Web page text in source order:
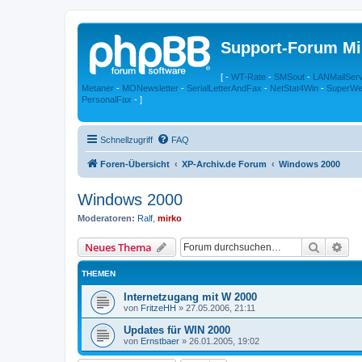
Support-Forum
[ - WT-Rate - SMSout -
Metaner - MONewsletter - SerialLetterAndFax - NetStat4Win -
PersonalFax - ]
Schnellzugriff FAQ
Foren-Übersicht XP-Archiv.de Forum Windows 2000
Windows 2000
Moderatoren: Ralf mirko
Neues Thema Suche
THEMEN
Internetzugang mit W 2000
von FritzeHH » 27.05.2006, 21:11
Updates für WIN 2000
von Ernstbaer » 26.01.2005, 19:02